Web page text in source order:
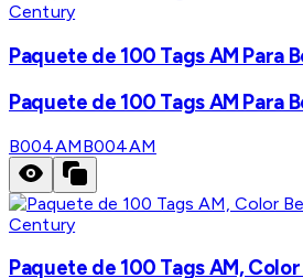
Century
Paquete de 100 Tags AM Para
Paquete de 100 Tags AM Para
B004AMB004AM
Century
Paquete de 100 Tags AM,